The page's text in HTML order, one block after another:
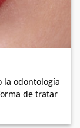
la odontología
de tratar